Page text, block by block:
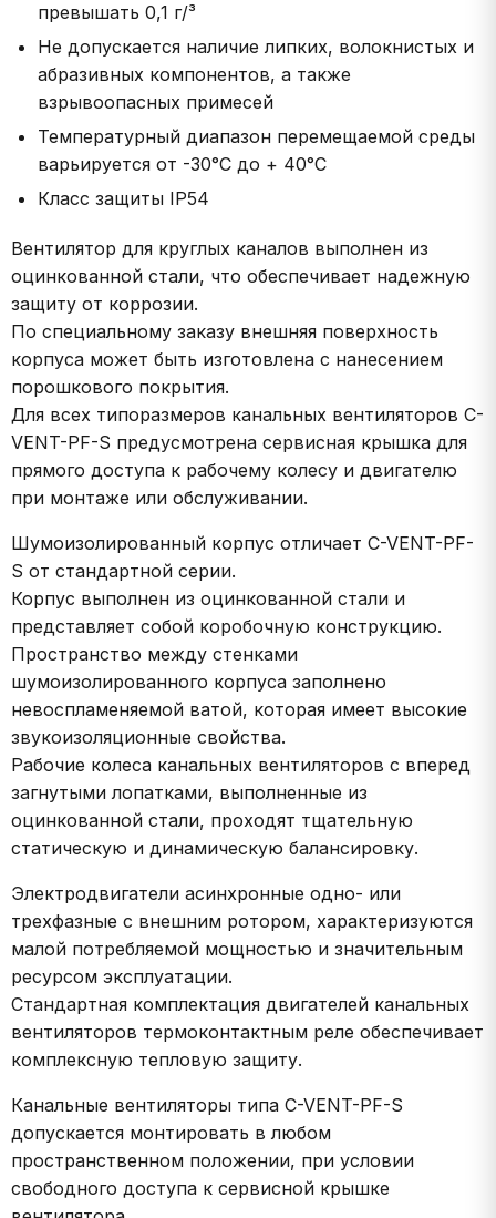
превышать 0,1 г/³
Не допускается наличие липких, волокнистых и
абразивных компонентов, а также
взрывоопасных примесей
Температурный диапазон перемещаемой среды
варьируется от -30°С до + 40°С
Класс защиты IP54
Вентилятор для круглых каналов выполнен из
оцинкованной стали, что обеспечивает надежную
защиту от коррозии.
По специальному заказу внешняя поверхность
корпуса может быть изготовлена с нанесением
порошкового покрытия.
Для всех типоразмеров канальных вентиляторов C-
VENT-PF-S предусмотрена сервисная крышка для
прямого доступа к рабочему колесу и двигателю
при монтаже или обслуживании.
Шумоизолированный корпус отличает C-VENT-PF-
S от стандартной серии.
Корпус выполнен из оцинкованной стали и
представляет собой коробочную конструкцию.
Пространство между стенками
шумоизолированного корпуса заполнено
невоспламеняемой ватой, которая имеет высокие
звукоизоляционные свойства.
Рабочие колеса канальных вентиляторов с вперед
загнутыми лопатками, выполненные из
оцинкованной стали, проходят тщательную
статическую и динамическую балансировку.
Электродвигатели асинхронные одно- или
трехфазные с внешним ротором, характеризуются
малой потребляемой мощностью и значительным
ресурсом эксплуатации.
Стандартная комплектация двигателей канальных
вентиляторов термоконтактным реле обеспечивает
комплексную тепловую защиту.
Канальные вентиляторы типа C-VENT-PF-S
допускается монтировать в любом
пространственном положении, при условии
свободного доступа к сервисной крышке